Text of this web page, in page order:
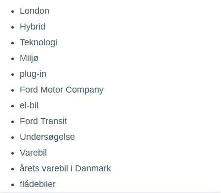
London
Hybrid
Teknologi
Miljø
plug-in
Ford Motor Company
el-bil
Ford Transit
Undersøgelse
Varebil
årets varebil i Danmark
flådebiler